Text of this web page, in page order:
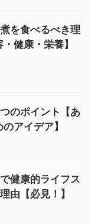
を食べるべき理
健康・栄養】
のポイント【あ
アイデア】
健康的ライフス
由【必見！】